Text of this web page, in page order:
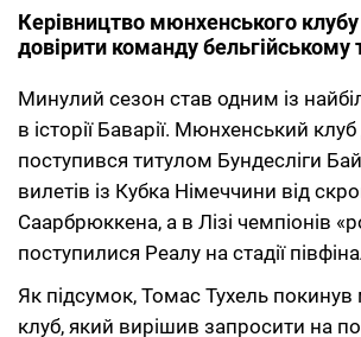
Керівництво мюнхенського
довірити команду бельгійському
Минулий сезон став одним із
в історії Баварії. Мюнхенський
поступився титулом Бундесліги
вилетів із Кубка Німеччини від
Саарбрюккена, а в Лізі чемпіонів
поступилися Реалу на стадії
Як підсумок, Томас Тухель
клуб, який вирішив запросити на